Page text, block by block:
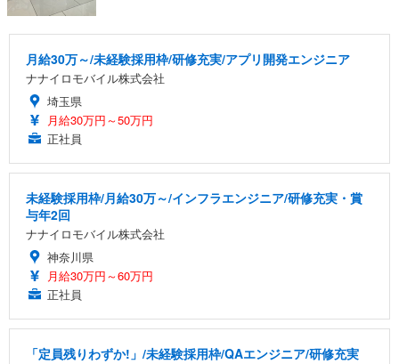
月給30万～/未経験採用枠/研修充実/アプリ開発エンジニア
ナナイロモバイル株式会社
埼玉県
月給30万円～50万円
正社員
未経験採用枠/月給30万～/インフラエンジニア/研修充実・賞
与年2回
ナナイロモバイル株式会社
神奈川県
月給30万円～60万円
正社員
「定員残りわずか!」/未経験採用枠/QAエンジニア/研修充実